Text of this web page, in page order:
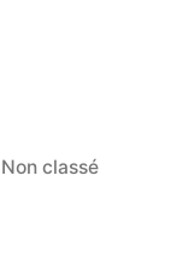
Publié
Non classé